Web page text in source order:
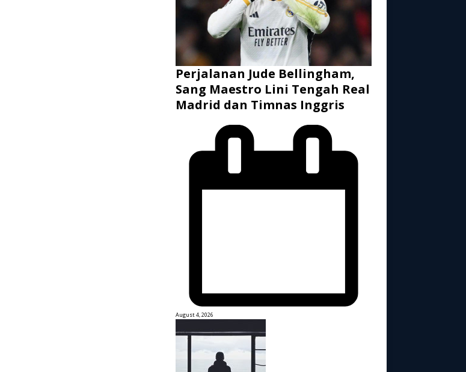
Perjalanan Jude Bellingham,
Sang Maestro Lini Tengah Real
Madrid dan Timnas Inggris
August 4, 2026